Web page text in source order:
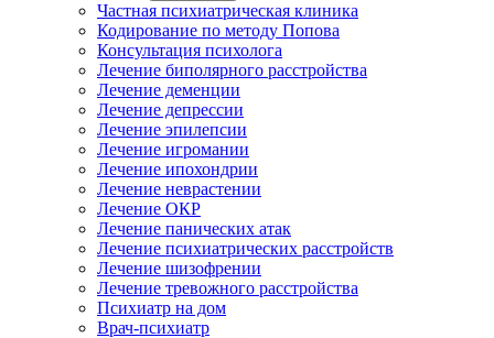
Частная психиатрическая клиника
Кодирование по методу Попова
Консультация психолога
Лечение биполярного расстройства
Лечение деменции
Лечение депрессии
Лечение эпилепсии
Лечение игромании
Лечение ипохондрии
Лечение неврастении
Лечение ОКР
Лечение панических атак
Лечение психиатрических расстройств
Лечение шизофрении
Лечение тревожного расстройства
Психиатр на дом
Врач-психиатр